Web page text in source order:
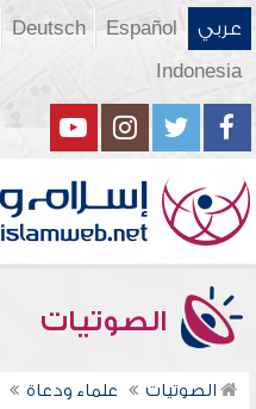
عربي Español
Deutsch
Indonesia
الصوتيات
الصوتيات علماء ودعاة